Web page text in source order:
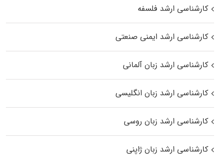
کارشناسی ارشد فلسفه
کارشناسی ارشد ایمنی صنعتی
کارشناسی ارشد زبان آلمانی
کارشناسی ارشد زبان انگلیسی
کارشناسی ارشد زبان روسی
کارشناسی ارشد زبان ژاپنی